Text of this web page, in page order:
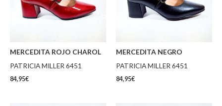
MERCEDITA ROJO CHAROL
PATRICIA MILLER 6451
84,95€
MERCEDITA NEGRO
PATRICIA MILLER 6451
84,95€